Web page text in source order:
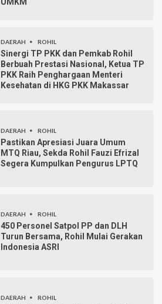
UMKM
DAERAH ROHIL
Sinergi TP PKK dan Pemkab Rohil
Berbuah Prestasi Nasional, Ketua TP
PKK Raih Penghargaan Menteri
Kesehatan di HKG PKK Makassar
DAERAH ROHIL
Pastikan Apresiasi Juara Umum
MTQ Riau, Sekda Rohil Fauzi Efrizal
Segera Kumpulkan Pengurus LPTQ
DAERAH ROHIL
450 Personel Satpol PP dan DLH
Turun Bersama, Rohil Mulai Gerakan
Indonesia ASRI
DAERAH ROHIL